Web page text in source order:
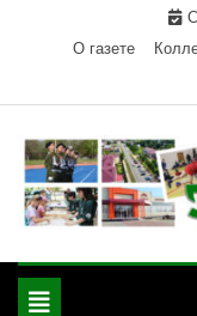
О газете
Toggle